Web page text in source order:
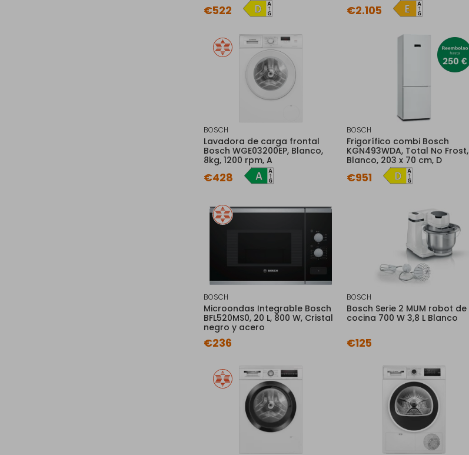
€522 €2.105
BOSCH
Lavadora de carga frontal
Bosch WGE03200EP, Blanco,
8kg, 1200 rpm, A
€428
BOSCH
Frigorífico combi Bosch
KGN493WDA, Total No Frost,
Blanco, 203 x 70 cm, D
€951
BOSCH
Microondas Integrable Bosch
BFL520MS0, 20 L, 800 W, Cristal
negro y acero
€236
BOSCH
Bosch Serie 2 MUM robot de
cocina 700 W 3,8 L Blanco
€125